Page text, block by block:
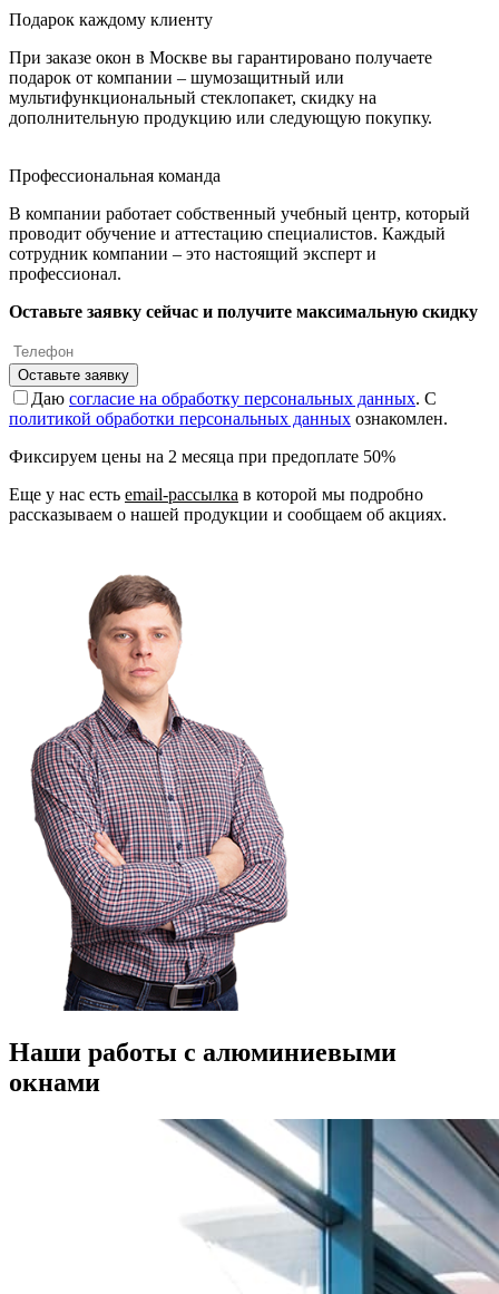
Подарок каждому клиенту
При заказе окон в Москве вы гарантировано получаете
подарок от компании – шумозащитный или
мультифункциональный стеклопакет, скидку на
дополнительную продукцию или следующую покупку.
Профессиональная команда
В компании работает собственный учебный центр, который
проводит обучение и аттестацию специалистов. Каждый
сотрудник компании – это настоящий эксперт и
профессионал.
Оставьте заявку сейчас и получите максимальную скидку
Оставьте заявку
Даю согласие на обработку персональных данных. С
политикой обработки персональных данных ознакомлен.
Фиксируем цены на 2 месяца при предоплате 50%
Еще у нас есть email-рассылка в которой мы подробно
рассказываем о нашей продукции и сообщаем об акциях.
Наши работы с алюминиевыми
окнами